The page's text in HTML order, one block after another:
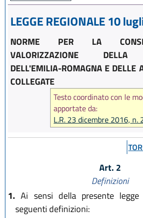
LEGGE REGIONALE 10
NORME PER LA
VALORIZZAZIONE DELLA
DELL'EMILIA-ROMAGNA E DELLE
COLLEGATE
Testo coordinato con le
apportate da:
L.R. 23 dicembre 2016, n.
Art. 2
Definizioni
1. Ai sensi della presente
seguenti definizioni: